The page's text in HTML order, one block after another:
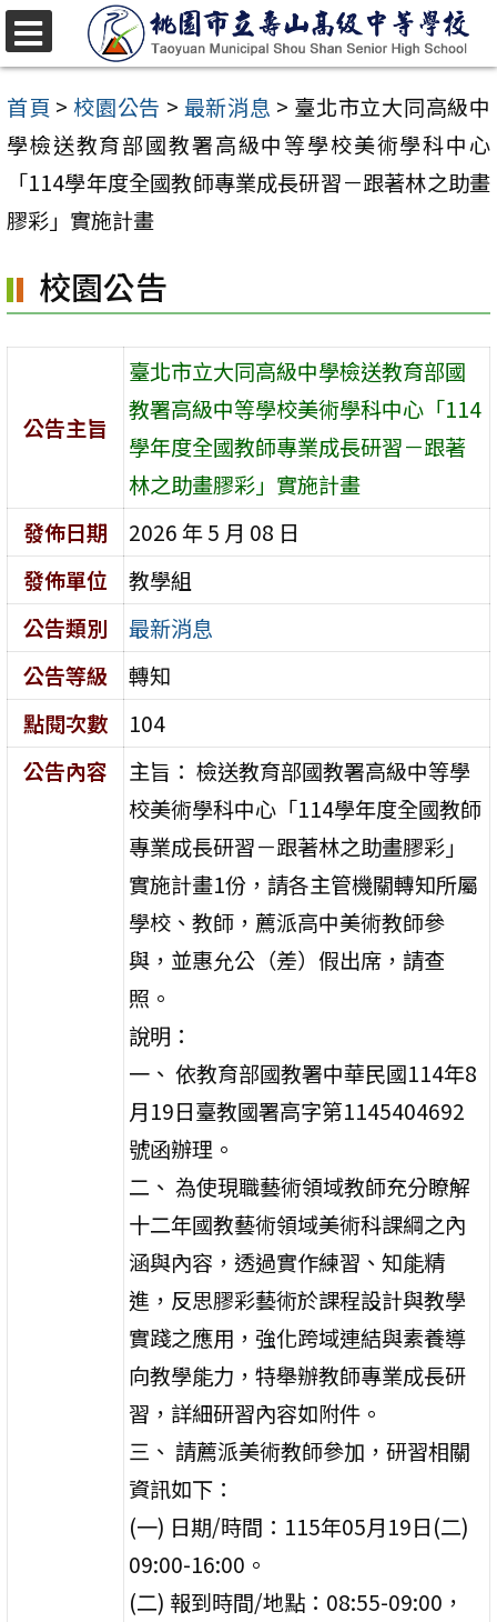
跳
至
主
要
容
首頁 > 校園公告 > 最新消息 > 臺北市立大同高級中
學檢送教育部國教署高級中等學校美術學科中心
「114學年度全國教師專業成長研習－跟著林之助畫
膠彩」實施計畫
校園公告
公告主旨
臺北市立大同高級中學檢送教育部國
教署高級中等學校美術學科中心「114
學年度全國教師專業成長研習－跟著
林之助畫膠彩」實施計畫
發佈日期
2026 年 5 月 08 日
發佈單位
教學組
公告類別
最新消息
公告等級
轉知
點閱次數
104
公告內容
主旨： 檢送教育部國教署高級中等學
校美術學科中心「114學年度全國教師
專業成長研習－跟著林之助畫膠彩」
實施計畫1份，請各主管機關轉知所屬
學校、教師，薦派高中美術教師參
與，並惠允公（差）假出席，請查
照。
說明：
一、 依教育部國教署中華民國114年8
月19日臺教國署高字第1145404692
號函辦理。
二、 為使現職藝術領域教師充分瞭解
十二年國教藝術領域美術科課綱之內
涵與內容，透過實作練習、知能精
進，反思膠彩藝術於課程設計與教學
實踐之應用，強化跨域連結與素養導
向教學能力，特舉辦教師專業成長研
習，詳細研習內容如附件。
三、 請薦派美術教師參加，研習相關
資訊如下：
(一) 日期/時間：115年05月19日(二)
09:00-16:00。
(二) 報到時間/地點：08:55-09:00，
選
單